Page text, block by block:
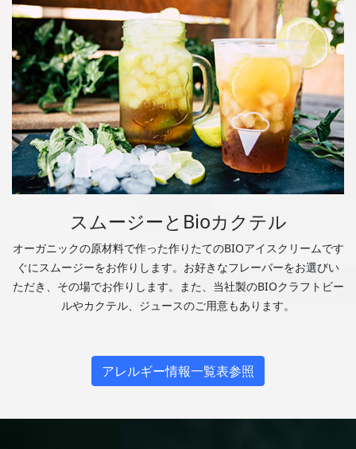
スムージーとBioカクテル
オーガニックの原材料で作った作りたてのBIOアイスクリームです
ぐにスムージーをお作りします。お好きなフレーバーをお選びい
ただき、その場でお作りします。また、当社製のBIOクラフトビー
ルやカクテル、ジュースのご用意もあります。
アレルギー情報一覧表参照